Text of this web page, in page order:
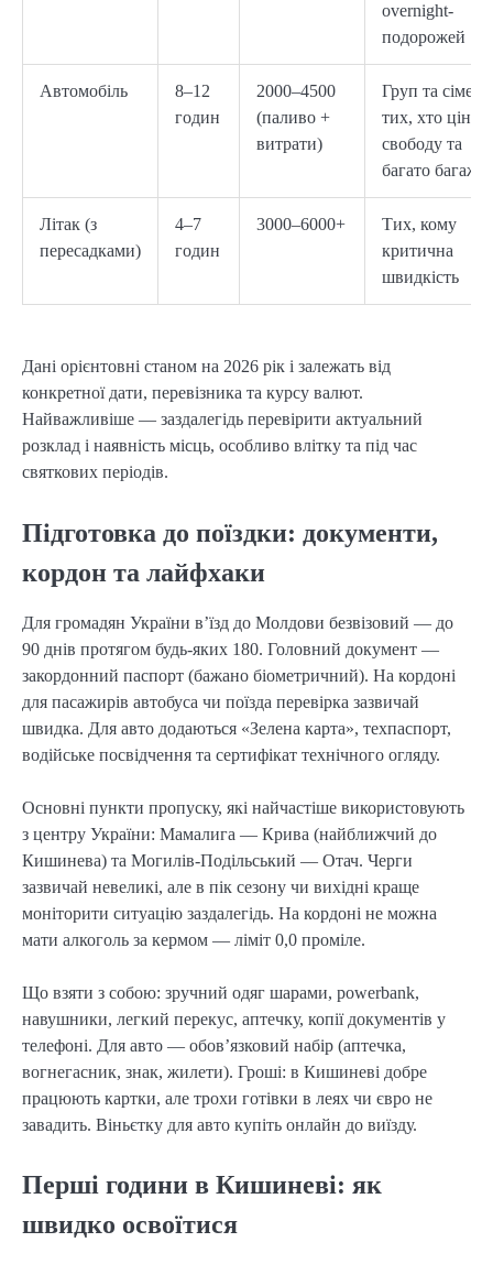
overnight-
подорожей
Автомобіль
8–12
годин
2000–4500
(паливо +
витрати)
Груп та сімей,
тих, хто цінує
свободу та
багато багажу
Літак (з
пересадками)
4–7
годин
3000–6000+
Тих, кому
критична
швидкість
Дані орієнтовні станом на 2026 рік і залежать від
конкретної дати, перевізника та курсу валют.
Найважливіше — заздалегідь перевірити актуальний
розклад і наявність місць, особливо влітку та під час
святкових періодів.
Підготовка до поїздки: документи,
кордон та лайфхаки
Для громадян України в’їзд до Молдови безвізовий — до
90 днів протягом будь-яких 180. Головний документ —
закордонний паспорт (бажано біометричний). На кордоні
для пасажирів автобуса чи поїзда перевірка зазвичай
швидка. Для авто додаються «Зелена карта», техпаспорт,
водійське посвідчення та сертифікат технічного огляду.
Основні пункти пропуску, які найчастіше використовують
з центру України: Мамалига — Крива (найближчий до
Кишинева) та Могилів-Подільський — Отач. Черги
зазвичай невеликі, але в пік сезону чи вихідні краще
моніторити ситуацію заздалегідь. На кордоні не можна
мати алкоголь за кермом — ліміт 0,0 проміле.
Що взяти з собою: зручний одяг шарами, powerbank,
навушники, легкий перекус, аптечку, копії документів у
телефоні. Для авто — обов’язковий набір (аптечка,
вогнегасник, знак, жилети). Гроші: в Кишиневі добре
працюють картки, але трохи готівки в леях чи євро не
завадить. Віньєтку для авто купіть онлайн до виїзду.
Перші години в Кишиневі: як
швидко освоїтися